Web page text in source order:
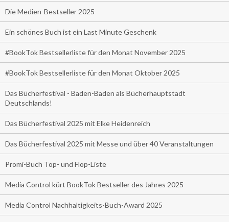
Die Medien-Bestseller 2025
Ein schönes Buch ist ein Last Minute Geschenk
#BookTok Bestsellerliste für den Monat November 2025
#BookTok Bestsellerliste für den Monat Oktober 2025
Das Bücherfestival - Baden-Baden als Bücherhauptstadt
Deutschlands!
Das Bücherfestival 2025 mit Elke Heidenreich
Das Bücherfestival 2025 mit Messe und über 40 Veranstaltungen
Promi-Buch Top- und Flop-Liste
Media Control kürt BookTok Bestseller des Jahres 2025
Media Control Nachhaltigkeits-Buch-Award 2025